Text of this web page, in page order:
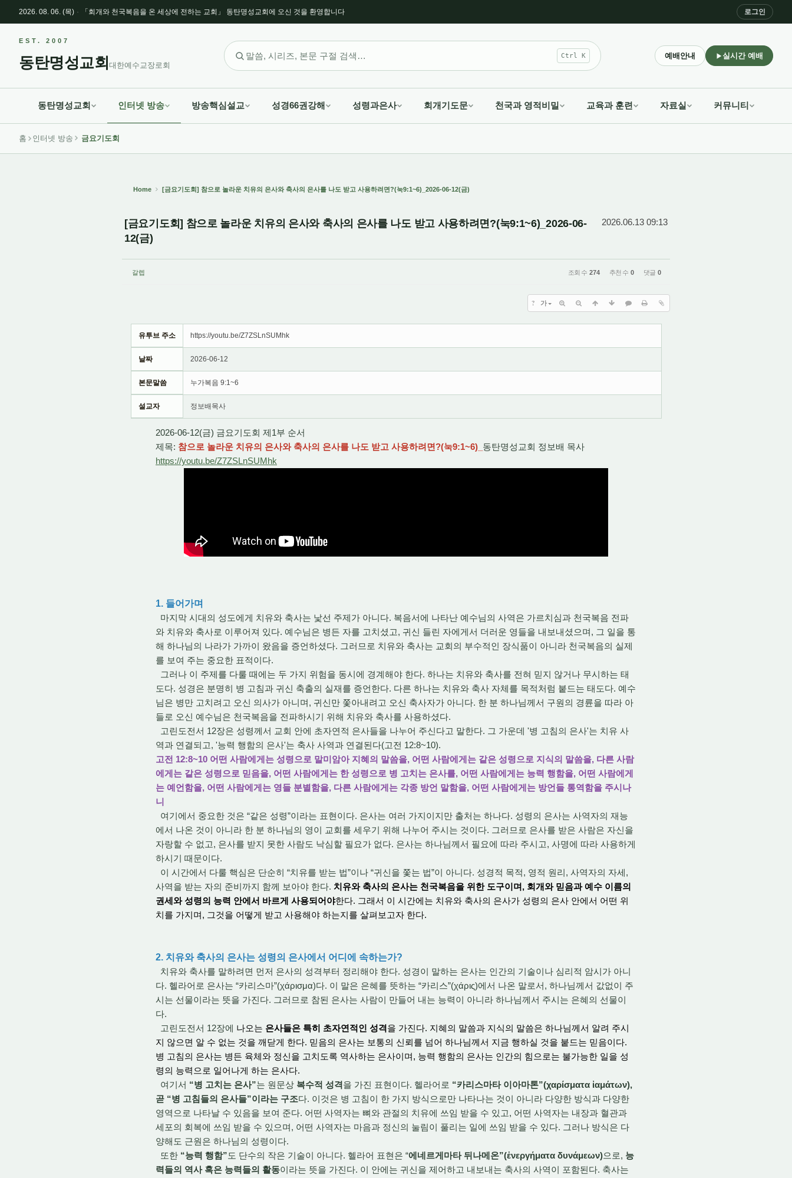
2026. 08. 06. (목) · 「회개와 천국복음을 온 세상에 전하는 교회」 동탄명성교회에 오신 것을 환영합니다 로그인
EST. 2007
동탄명성교회 대한예수교장로회
Ctrl K 예배안내 실시간 예배
동탄명성교회 인터넷 방송 방송핵심설교 성경66권강해 성령과은사 회개기도문 천국과 영적비밀 교육과 훈련 자료실 커뮤니티
홈 인터넷 방송 금요기도회
Home [금요기도회] 참으로 놀라운 치유의 은사와 축사의 은사를 나도 받고 사용하려면?(눅9:1~6)_2026-06-12(금)
2026.06.13 09:13
[금요기도회] 참으로 놀라운 치유의 은사와 축사의 은사를 나도 받고 사용하려면?(눅9:1~6)_2026-06-
12(금)
갈렙 조회 수 274 추천 수 0 댓글 0
? 가
유투브 주소 https://youtu.be/Z7ZSLnSUMhk
날짜 2026-06-12
본문말씀 누가복음 9:1~6
설교자 정보배목사
2026-06-12(금) 금요기도회 제1부 순서
제목: 참으로 놀라운 치유의 은사와 축사의 은사를 나도 받고 사용하려면?(눅9:1~6)_ 동탄명성교회 정보배 목사
https://youtu.be/Z7ZSLnSUMhk
1. 들어가며
마지막 시대의 성도에게 치유와 축사는 낯선 주제가 아니다. 복음서에 나타난 예수님의 사역은 가르치심과 천국복음 전파
와 치유와 축사로 이루어져 있다. 예수님은 병든 자를 고치셨고, 귀신 들린 자에게서 더러운 영들을 내보내셨으며, 그 일을 통
해 하나님의 나라가 가까이 왔음을 증언하셨다. 그러므로 치유와 축사는 교회의 부수적인 장식품이 아니라 천국복음의 실제
를 보여 주는 중요한 표적이다.
그러나 이 주제를 다룰 때에는 두 가지 위험을 동시에 경계해야 한다. 하나는 치유와 축사를 전혀 믿지 않거나 무시하는 태
도다. 성경은 분명히 병 고침과 귀신 축출의 실재를 증언한다. 다른 하나는 치유와 축사 자체를 목적처럼 붙드는 태도다. 예수
님은 병만 고치려고 오신 의사가 아니며, 귀신만 쫓아내려고 오신 축사자가 아니다. 한 분 하나님께서 구원의 경륜을 따라 아
들로 오신 예수님은 천국복음을 전파하시기 위해 치유와 축사를 사용하셨다.
고린도전서 12장은 성령께서 교회 안에 초자연적 은사들을 나누어 주신다고 말한다. 그 가운데 '병 고침의 은사'는 치유 사
역과 연결되고, '능력 행함의 은사'는 축사 사역과 연결된다(고전 12:8~10).
고전 12:8~10 어떤 사람에게는 성령으로 말미암아 지혜의 말씀을, 어떤 사람에게는 같은 성령으로 지식의 말씀을, 다른 사람
에게는 같은 성령으로 믿음을, 어떤 사람에게는 한 성령으로 병 고치는 은사를, 어떤 사람에게는 능력 행함을, 어떤 사람에게
는 예언함을, 어떤 사람에게는 영들 분별함을, 다른 사람에게는 각종 방언 말함을, 어떤 사람에게는 방언들 통역함을 주시나
니
여기에서 중요한 것은 “같은 성령”이라는 표현이다. 은사는 여러 가지이지만 출처는 하나다. 성령의 은사는 사역자의 재능
에서 나온 것이 아니라 한 분 하나님의 영이 교회를 세우기 위해 나누어 주시는 것이다. 그러므로 은사를 받은 사람은 자신을
자랑할 수 없고, 은사를 받지 못한 사람도 낙심할 필요가 없다. 은사는 하나님께서 필요에 따라 주시고, 사명에 따라 사용하게
하시기 때문이다.
이 시간에서 다룰 핵심은 단순히 “치유를 받는 법”이나 “귀신을 쫓는 법”이 아니다. 성경적 목적, 영적 원리, 사역자의 자세,
사역을 받는 자의 준비까지 함께 보아야 한다. 치유와 축사의 은사는 천국복음을 위한 도구이며, 회개와 믿음과 예수 이름의
권세와 성령의 능력 안에서 바르게 사용되어야한다. 그래서 이 시간에는 치유와 축사의 은사가 성령의 은사 안에서 어떤 위
치를 가지며, 그것을 어떻게 받고 사용해야 하는지를 살펴보고자 한다.
2. 치유와 축사의 은사는 성령의 은사에서 어디에 속하는가?
치유와 축사를 말하려면 먼저 은사의 성격부터 정리해야 한다. 성경이 말하는 은사는 인간의 기술이나 심리적 암시가 아니
다. 헬라어로 은사는 “카리스마”(χάρισμα)다. 이 말은 은혜를 뜻하는 “카리스”(χάρις)에서 나온 말로서, 하나님께서 값없이 주
시는 선물이라는 뜻을 가진다. 그러므로 참된 은사는 사람이 만들어 내는 능력이 아니라 하나님께서 주시는 은혜의 선물이
다.
고린도전서 12장에 나오는 은사들은 특히 초자연적인 성격을 가진다. 지혜의 말씀과 지식의 말씀은 하나님께서 알려 주시
지 않으면 알 수 없는 것을 깨닫게 한다. 믿음의 은사는 보통의 신뢰를 넘어 하나님께서 지금 행하실 것을 붙드는 믿음이다.
병 고침의 은사는 병든 육체와 정신을 고치도록 역사하는 은사이며, 능력 행함의 은사는 인간의 힘으로는 불가능한 일을 성
령의 능력으로 일어나게 하는 은사다.
여기서 “병 고치는 은사”는 원문상 복수적 성격을 가진 표현이다. 헬라어로 “카리스마타 이아마톤”(χαρίσματα ἰαμάτων),
곧 “병 고침들의 은사들”이라는 구조다. 이것은 병 고침이 한 가지 방식으로만 나타나는 것이 아니라 다양한 방식과 다양한
영역으로 나타날 수 있음을 보여 준다. 어떤 사역자는 뼈와 관절의 치유에 쓰임 받을 수 있고, 어떤 사역자는 내장과 혈관과
세포의 회복에 쓰임 받을 수 있으며, 어떤 사역자는 마음과 정신의 눌림이 풀리는 일에 쓰임 받을 수 있다. 그러나 방식은 다
양해도 근원은 하나님의 성령이다.
또한 “능력 행함”도 단수의 작은 기술이 아니다. 헬라어 표현은 “에네르게마타 뒤나메온”(ἐνεργήματα δυνάμεων)으로, 능
력들의 역사 혹은 능력들의 활동이라는 뜻을 가진다. 이 안에는 귀신을 제어하고 내보내는 축사의 사역이 포함된다. 축사는
Sketchbook5, 스케치북5
Sketchbook5, 스케치북5